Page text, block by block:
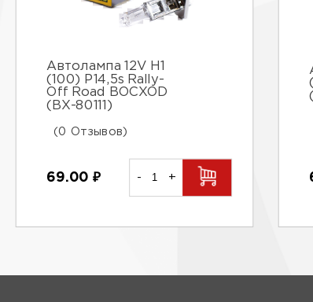
Автолампа 12V H1
(100) P14,5s Rally-
Off Road BOCXOD
(ВХ-80111)
(0 Отзывов)
69.00 ₽ - +